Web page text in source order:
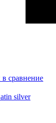
сравнение
silver